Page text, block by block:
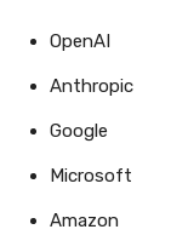
OpenAI
Anthropic
Google
Microsoft
Amazon